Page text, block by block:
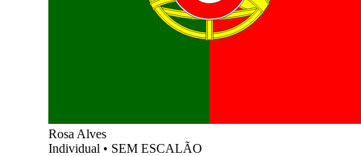
Rosa Alves
Individual • SEM ESCALÃO